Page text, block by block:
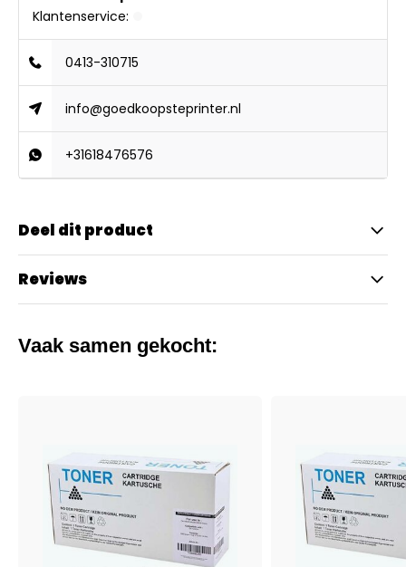
Klantenservice:
0413-310715
info@goedkoopsteprinter.nl
+31618476576
Deel dit product
Reviews
Vaak samen gekocht: